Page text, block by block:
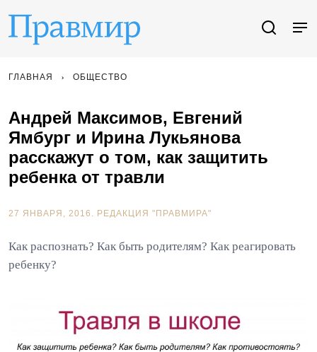
ГЛАВНАЯ ОБЩЕСТВО
Андрей Максимов, Евгений
Ямбург и Ирина Лукьянова
расскажут о том, как защитить
ребенка от травли
27 ЯНВАРЯ, 2016. РЕДАКЦИЯ "ПРАВМИРА"
Как распознать? Как быть родителям? Как реагировать
ребенку?